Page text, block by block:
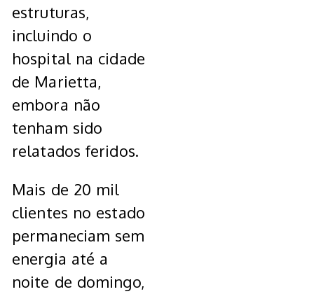
estruturas,
incluindo o
hospital na cidade
de Marietta,
embora não
tenham sido
relatados feridos.
Mais de 20 mil
clientes no estado
permaneciam sem
energia até a
noite de domingo,